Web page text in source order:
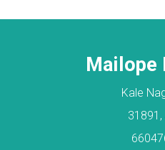
Mailope
Kale
31891,